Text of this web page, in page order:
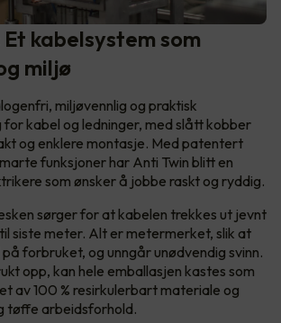
kabelsystem som
miljø
miljøvennlig og praktisk
for kabel og ledninger, med slått kobber
og enklere montasje. Med patentert
funksjoner har Anti Twin blitt en
som ønsker å jobbe raskt og ryddig.
sørger for at kabelen trekkes ut jevnt
siste meter. Alt er metermerket, slik at
forbruket, og unngår unødvendig svinn.
opp, kan hele emballasjen kastes som
av 100 % resirkulerbart materiale og
tøffe arbeidsforhold.